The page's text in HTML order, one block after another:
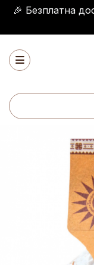
🎉 Безплатна